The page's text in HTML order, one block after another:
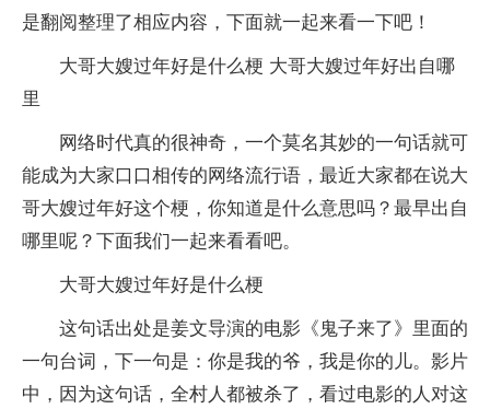
是翻阅整理了相应内容，下面就一起来看一下吧！
大哥大嫂过年好是什么梗 大哥大嫂过年好出自哪
里
网络时代真的很神奇，一个莫名其妙的一句话就可
能成为大家口口相传的网络流行语，最近大家都在说大
哥大嫂过年好这个梗，你知道是什么意思吗？最早出自
哪里呢？下面我们一起来看看吧。
大哥大嫂过年好是什么梗
这句话出处是姜文导演的电影《鬼子来了》里面的
一句台词，下一句是：你是我的爷，我是你的儿。影片
中，因为这句话，全村人都被杀了，看过电影的人对这